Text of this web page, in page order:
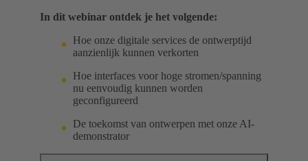
In dit webinar ontdek je het volgende:
Hoe onze digitale services de ontwerptijd
aanzienlijk kunnen verkorten
Hoe interfaces voor hoge stromen/spanning
nu eenvoudig kunnen worden
geconfigureerd
De toekomst van ontwerpen met onze AI-
demonstrator